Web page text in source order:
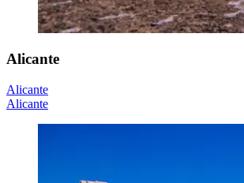
Alicante
Alicante
Alicante